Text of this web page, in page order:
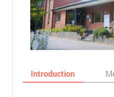
Introduction